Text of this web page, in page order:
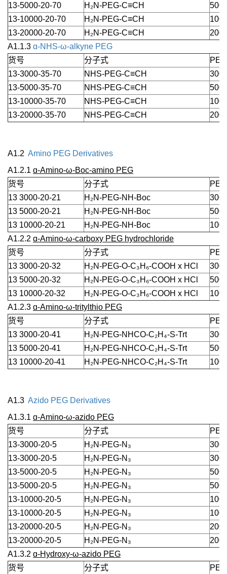
13-5000-20-70
H₂N-PEG-C≡CH
13-10000-20-70
H₂N-PEG-C≡CH
13-20000-20-70
H₂N-PEG-C≡CH
A1.1.3 ɑ-NHS-ω-alkyne PEG
货号
分子式
13-3000-35-70
NHS-PEG-C≡CH
13-5000-35-70
NHS-PEG-C≡CH
13-10000-35-70
NHS-PEG-C≡CH
13-20000-35-70
NHS-PEG-C≡CH
A1.2 Amino PEG Derivatives
A1.2.1 ɑ-Amino-ω-Boc-amino PEG
货号
分子式
13 3000-20-21
H₂N-PEG-NH-Boc
13 5000-20-21
H₂N-PEG-NH-Boc
13 10000-20-21
H₂N-PEG-NH-Boc
A1.2.2 ɑ-Amino-ω-carboxy PEG hydrochloride
货号
分子式
13 3000-20-32
H₂N-PEG-O-C₃H₆-COOH x HCl
13 5000-20-32
H₂N-PEG-O-C₃H₆-COOH x HCl
13 10000-20-32
H₂N-PEG-O-C₃H₆-COOH x HCl
A1.2.3 ɑ-Amino-ω-tritylthio PEG
货号
分子式
13 3000-20-41
H₂N-PEG-NHCO-C₂H₄-S-Trt
13 5000-20-41
H₂N-PEG-NHCO-C₂H₄-S-Trt
13 10000-20-41
H₂N-PEG-NHCO-C₂H₄-S-Trt
A1.3 Azido PEG Derivatives
A1.3.1 ɑ-Amino-ω-azido PEG
货号
分子式
13-3000-20-5
H₂N-PEG-N₃
13-3000-20-5
H₂N-PEG-N₃
13-5000-20-5
H₂N-PEG-N₃
13-5000-20-5
H₂N-PEG-N₃
13-10000-20-5
H₂N-PEG-N₃
13-10000-20-5
H₂N-PEG-N₃
13-20000-20-5
H₂N-PEG-N₃
13-20000-20-5
H₂N-PEG-N₃
A1.3.2 ɑ-Hydroxy-ω-azido PEG
货号
分子式